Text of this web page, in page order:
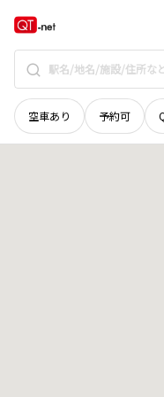
空車あり 予約可
長野県